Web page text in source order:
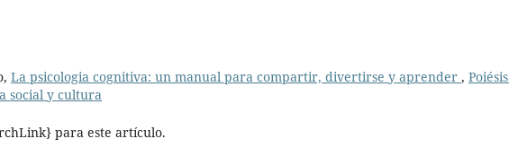
La psicologia cognitiva: un manual para compartir, divertirse y aprender ,
social y cultura
para este artículo.